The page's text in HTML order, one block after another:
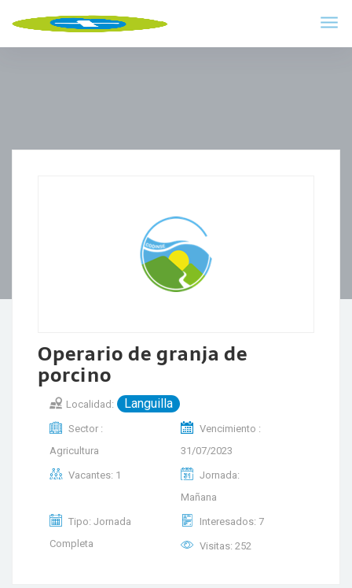
Operario de granja de
porcino
Localidad: Languilla
Sector :
Agricultura
Vencimiento :
31/07/2023
Vacantes: 1
Jornada:
Mañana
Tipo: Jornada
Completa
Interesados: 7
Visitas: 252